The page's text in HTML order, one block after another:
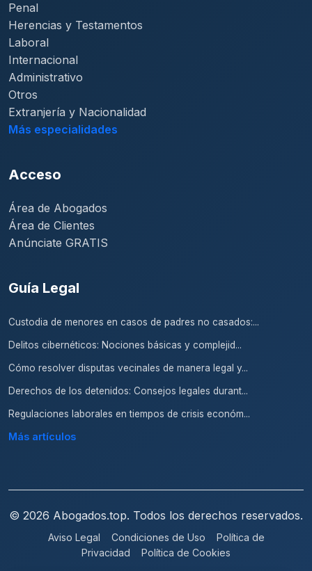
Penal
Herencias y Testamentos
Laboral
Internacional
Administrativo
Otros
Extranjería y Nacionalidad
Más especialidades
Acceso
Área de Abogados
Área de Clientes
Anúnciate GRATIS
Guía Legal
Custodia de menores en casos de padres no casados:...
Delitos cibernéticos: Nociones básicas y complejid...
Cómo resolver disputas vecinales de manera legal y...
Derechos de los detenidos: Consejos legales durant...
Regulaciones laborales en tiempos de crisis económ...
Más artículos
© 2026 Abogados.top. Todos los derechos reservados.
Aviso Legal Condiciones de Uso
Política de
Privacidad
Política de Cookies